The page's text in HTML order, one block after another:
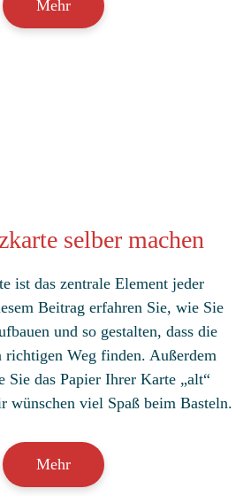
Mehr
selber machen
ist das zentrale Element jeder
Beitrag erfahren Sie, wie Sie
und so gestalten, dass die
Weg finden. Außerdem
Sie das Papier Ihrer Karte „alt“
wünschen viel Spaß beim Basteln.
Mehr